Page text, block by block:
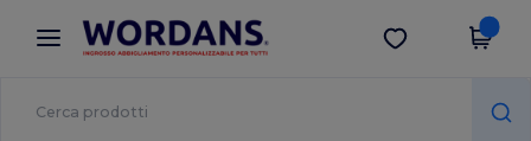
× App Wordans
Prezzi migliori sull'app!
Scarica app